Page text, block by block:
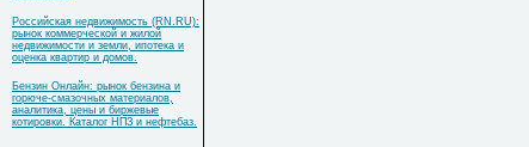
Российская недвижимость (RN.RU):
рынок коммерческой и жилой
недвижимости и земли, ипотека и
оценка квартир и домов.
Бензин Онлайн: рынок бензина и
горюче-смазочных материалов,
аналитика, цены и биржевые
котировки. Каталог НПЗ и нефтебаз.